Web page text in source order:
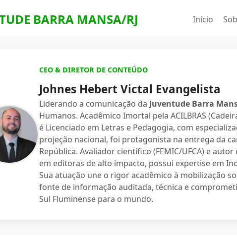
BARRA MANSA/RJ Início
CEO & DIRETOR DE CONTEÚDO
Johnes Hebert Victal Evangelista
Liderando a comunicação da Juventude Barra
Humanos. Acadêmico Imortal pela ACILBRAS
é Licenciado em Letras e Pedagogia, com
projeção nacional, foi protagonista na entrega da
República. Avaliador científico (FEMIC/UFCA) e
em editoras de alto impacto, possui expertise em
Sua atuação une o rigor acadêmico à mobilização
fonte de informação auditada, técnica e
Sul Fluminense para o mundo.